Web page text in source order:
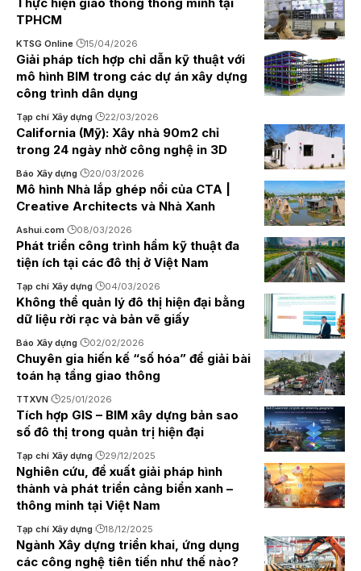
TPHCM
KTSG Online 15/04/2026
Giải pháp tích hợp chỉ dẫn kỹ thuật với
mô hình BIM trong các dự án xây dựng
công trình dân dụng
Tạp chí Xây dựng 22/03/2026
California (Mỹ): Xây nhà 90m2 chỉ
trong 24 ngày nhờ công nghệ in 3D
Báo Xây dựng 20/03/2026
Mô hình Nhà lắp ghép nổi của CTA |
Creative Architects và Nhà Xanh
Ashui.com 08/03/2026
Phát triển công trình hầm kỹ thuật đa
tiện ích tại các đô thị ở Việt Nam
Tạp chí Xây dựng 04/03/2026
Không thể quản lý đô thị hiện đại bằng
dữ liệu rời rạc và bản vẽ giấy
Báo Xây dựng 02/02/2026
Chuyên gia hiến kế “số hóa” để giải bài
toán hạ tầng giao thông
TTXVN 25/01/2026
Tích hợp GIS – BIM xây dựng bản sao
số đô thị trong quản trị hiện đại
Tạp chí Xây dựng 29/12/2025
Nghiên cứu, đề xuất giải pháp hình
thành và phát triển cảng biển xanh –
thông minh tại Việt Nam
Tạp chí Xây dựng 18/12/2025
Ngành Xây dựng triển khai, ứng dụng
các công nghệ tiên tiến như thế nào?